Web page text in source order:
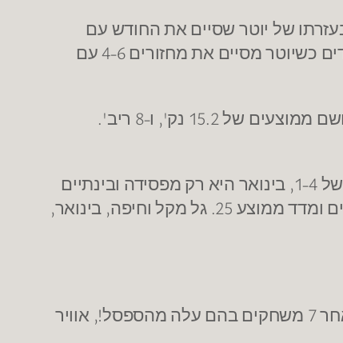
זכה אפי במאזן מושלם 0-3 בעזרתו של יוטר שסיים את החודש עם
ממוצע מדד 30. בנובמבר (ותחילת דצמבר) מתרסקת ראשל"צ ומסיימת עם ניצחון בודד מול 4 הפסדים כשיוטר מסיים את מחזורים 4-6 עם
. בנובמבר אילת משיגה מאזן 1-3, ג'רום טילמן רושם ממוצעים של 15.2 נק', ו-8 ריב'.
. אשקלון מסיימת את דצמבר במאזן נפלא של 1-4, בינואר היא רק מפסידה ובינתיים
היא במאזן של 2-0. בדצמבר חיפה רושמת מאזן של 1-3 בזכות מקל שקלע 18.2 נק', מסר 8.8 אסיסטים ומדד ממוצע 25. גל מקל וחיפה, בינואר,
בערב חלומי מנפץ שיאי קריירה ונותן לליובין ,שמואיל בטובו לתת לו לפתוח בחמישייה לאחר 7 משחקים בהם עלה מהספסל!, אוויר